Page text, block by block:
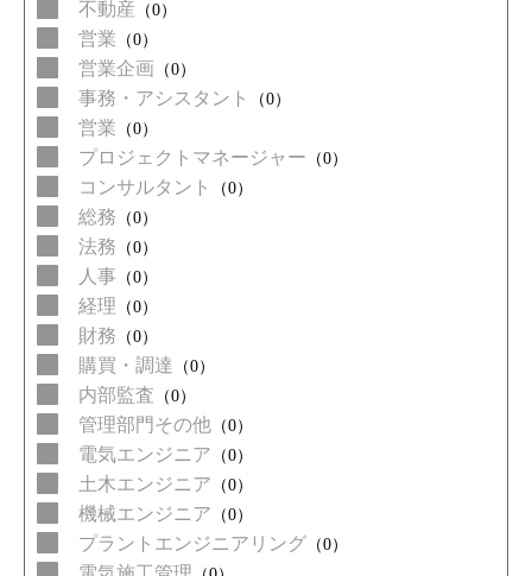
不動産 （0）
営業 （0）
営業企画 （0）
事務・アシスタント （0）
営業 （0）
プロジェクトマネージャー （0）
コンサルタント （0）
総務 （0）
法務 （0）
人事 （0）
経理 （0）
財務 （0）
購買・調達 （0）
内部監査 （0）
管理部門その他 （0）
電気エンジニア （0）
土木エンジニア （0）
機械エンジニア （0）
プラントエンジニアリング （0）